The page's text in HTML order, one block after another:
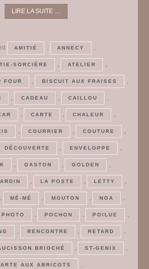
LIRE LA SUITE ....
AMITIÉ , ANNECY ,
SORCIÈRE , ATELIER ,
FOUR , BISCUIT AUX FRAISES ,
, CADEAU , CAILLOU ,
, CARTE , CHALEUR ,
, COURRIER , COUTURE ,
DÉCOUVERTE , ENVELOPPE ,
, GASTON , GOLDEN ,
, LA POSTE , LETTY ,
, MÉ-MÉ , MOUTON , NOA ,
PHOTO , POCHON , POILUE ,
, RENCONTRE , RETARD ,
BRIOCHÉ , ST-GENIX ,
AUX ABRICOTS ,